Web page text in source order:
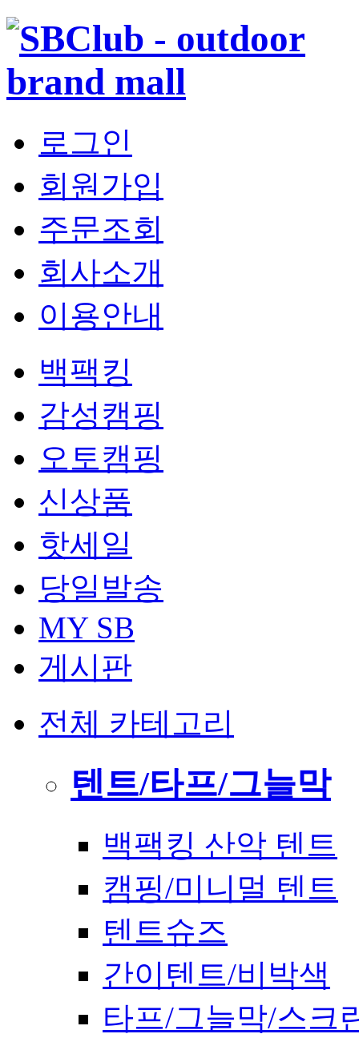
로그인
회원가입
주문조회
회사소개
이용안내
백팩킹
감성캠핑
오토캠핑
신상품
핫세일
당일발송
MY SB
게시판
전체 카테고리
텐트/타프/그늘막
백팩킹 산악 텐트
캠핑/미니멀 텐트
텐트슈즈
간이텐트/비박색
타프/그늘막/스크